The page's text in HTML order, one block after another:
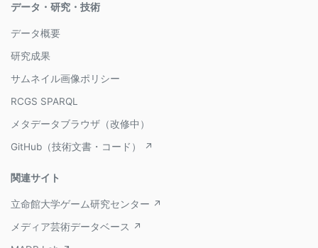
データ・研究・技術
データ概要
研究成果
サムネイル画像ポリシー
RCGS SPARQL
メタデータブラウザ（改修中）
GitHub（技術文書・コード） ↗
関連サイト
立命館大学ゲーム研究センター ↗
メディア芸術データベース ↗